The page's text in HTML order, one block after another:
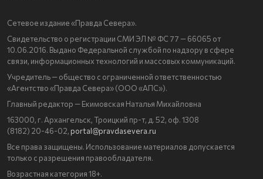
Сетевое издание «Правда Севера».
Свидетельство о регистрации СМИ ЭЛ № ФС 77 — 66065 от
10.06.2016. Выдано Федеральной службой по надзору в сфере
связи, информационных технологий и массовых коммуникаций.
Учредитель — общество с ограниченной ответственностью
«Агентство «Правда Севера» (ООО «АПС»).
Главный редактор — Екимовская Наталья Михайловна
163000, г. Архангельск, Троицкий пр-т, д. 52, оф. 1308
(8182) 20-46-02, portal@pravdasevera.ru
Все права защищены. Использование материалов допускается
только с разрешения правообладателя.
Возрастная категория 18+.